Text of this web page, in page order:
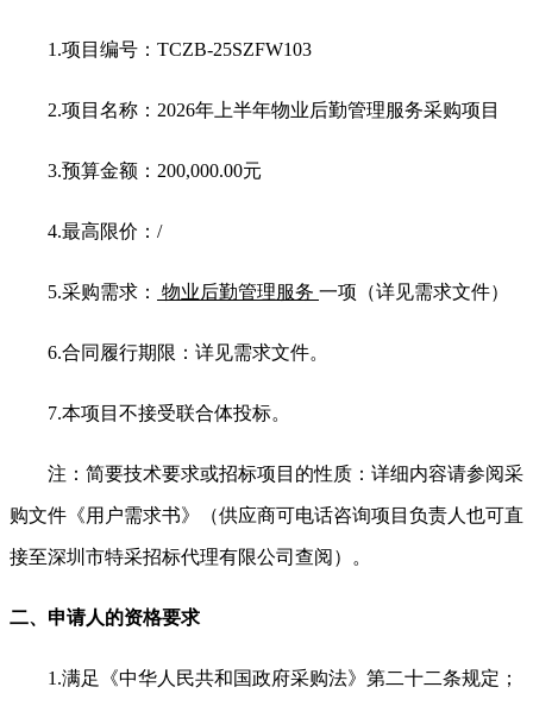
1.项目编号：TCZB-25SZFW103
2.项目名称：2026年上半年物业后勤管理服务采购项目
3.预算金额：200,000.00元
4.最高限价：/
5.采购需求： 物业后勤管理服务 一项（详见需求文件）
6.合同履行期限：详见需求文件。
7.本项目不接受联合体投标。
注：简要技术要求或招标项目的性质：详细内容请参阅采
购文件《用户需求书》（供应商可电话咨询项目负责人也可直
接至深圳市特采招标代理有限公司查阅）。
二、申请人的资格要求
1.满足《中华人民共和国政府采购法》第二十二条规定；